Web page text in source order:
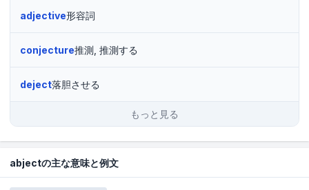
adjective形容詞
conjecture推測, 推測する
deject落胆させる
もっと見る
abjectの主な意味と例文